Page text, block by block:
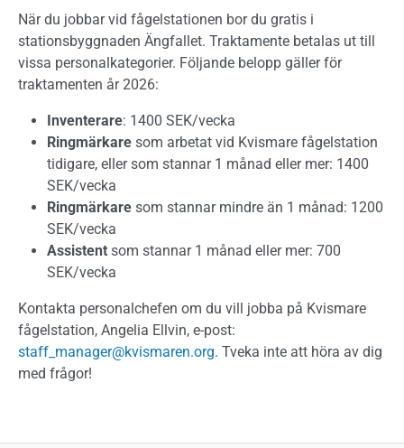
När du jobbar vid fågelstationen bor du gratis i
stationsbyggnaden Ängfallet. Traktamente betalas ut till
vissa personalkategorier. Följande belopp gäller för
traktamenten år 2026:
Inventerare: 1400 SEK/vecka
Ringmärkare som arbetat vid Kvismare fågelstation
tidigare, eller som stannar 1 månad eller mer: 1400
SEK/vecka
Ringmärkare som stannar mindre än 1 månad: 1200
SEK/vecka
Assistent som stannar 1 månad eller mer: 700
SEK/vecka
Kontakta personalchefen om du vill jobba på Kvismare
fågelstation, Angelia Ellvin, e-post:
staff_manager@kvismaren.org. Tveka inte att höra av dig
med frågor!